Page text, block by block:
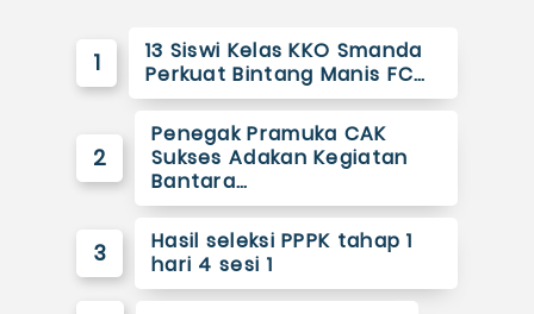
1
13 Siswi Kelas KKO Smanda
Perkuat Bintang Manis FC…
2
Penegak Pramuka CAK
Sukses Adakan Kegiatan
Bantara…
3
Hasil seleksi PPPK tahap 1
hari 4 sesi 1